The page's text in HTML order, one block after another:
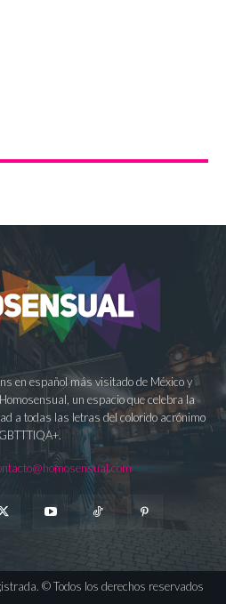
en español más visitado de México y
un espacio que celebra la
a todas las letras del colorido acrónimo
© Todos los derechos reservados